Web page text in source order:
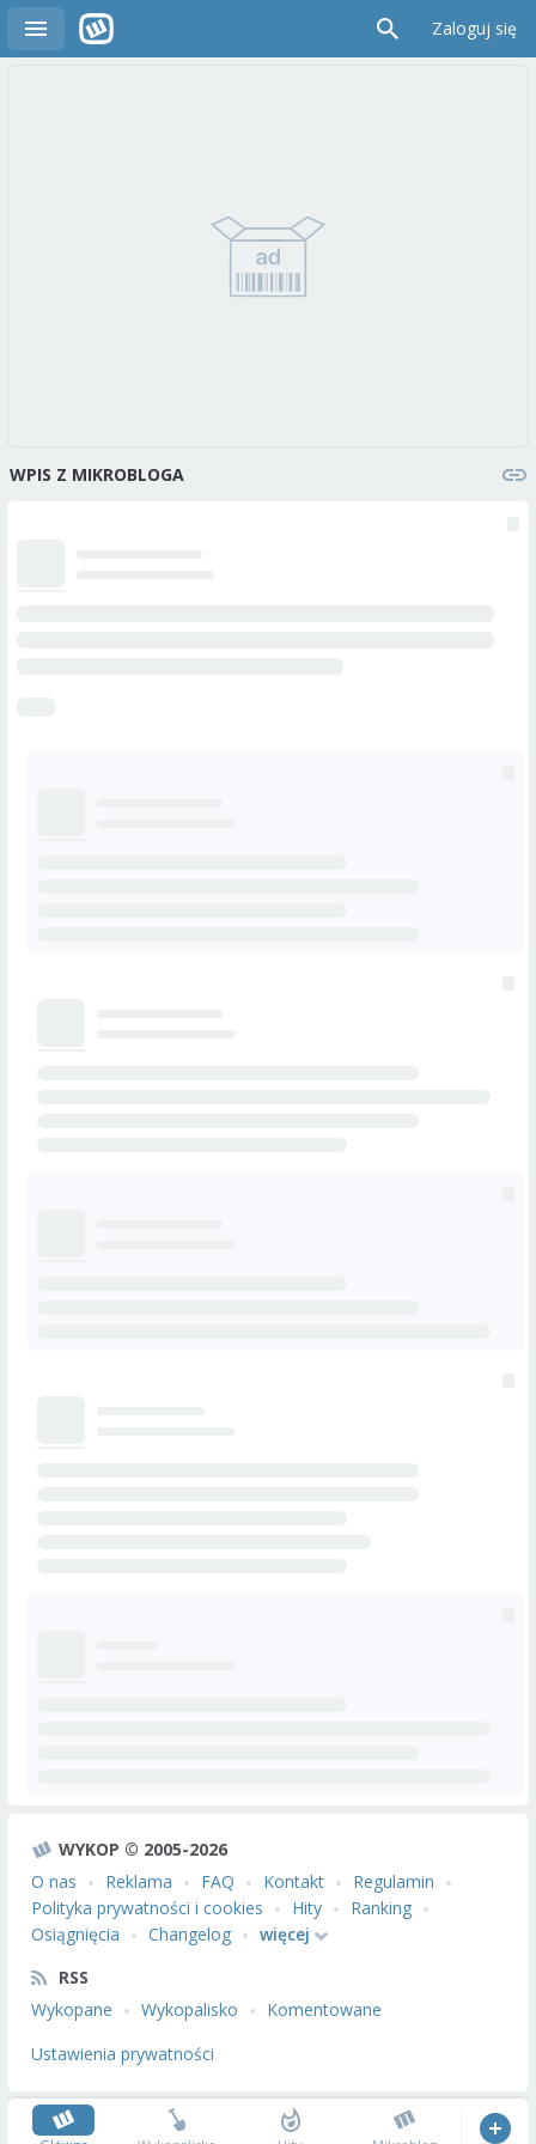
Zaloguj się
WPIS Z MIKROBLOGA
WYKOP © 2005-2026
O nas
Reklama FAQ Kontakt
Regulamin
Polityka prywatności i cookies
Hity
Ranking
Osiągnięcia
Changelog
więcej
RSS
Wykopane
Wykopalisko
Komentowane
Ustawienia prywatności